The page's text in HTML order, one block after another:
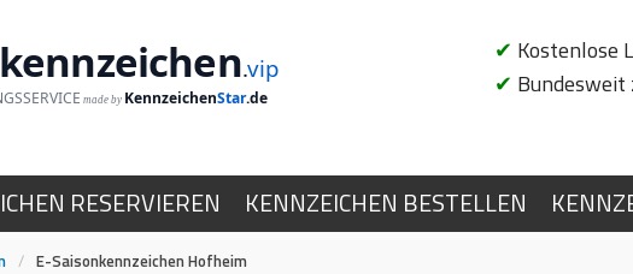
.vip
made by KennzeichenStar.de
✔ Kostenlose
✔
RESERVIEREN KENNZEICHEN BESTELLEN
/ E-Saisonkennzeichen Hofheim